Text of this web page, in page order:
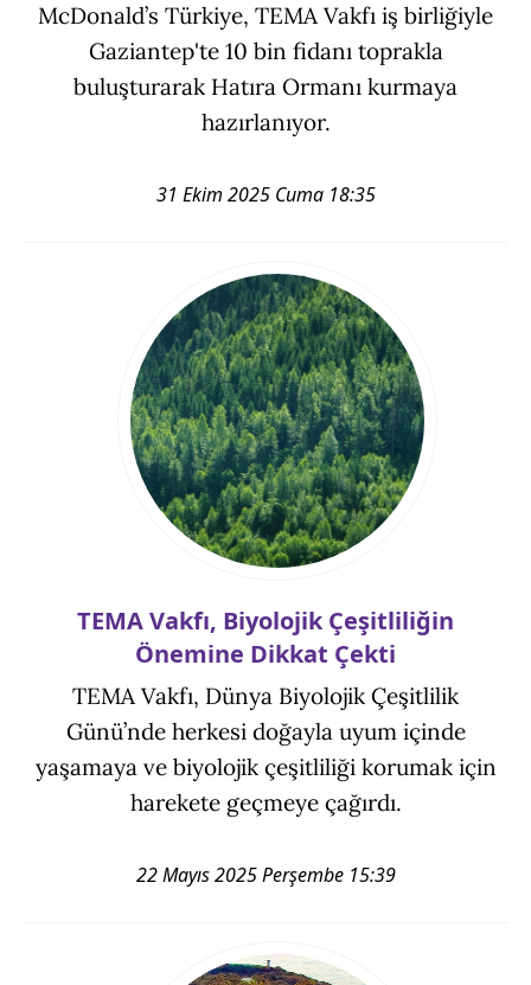
McDonald’s Türkiye, TEMA Vakfı iş birliğiyle
Gaziantep'te 10 bin fidanı toprakla
buluşturarak Hatıra Ormanı kurmaya
hazırlanıyor.
31 Ekim 2025 Cuma 18:35
TEMA Vakfı, Biyolojik Çeşitliliğin
Önemine Dikkat Çekti
TEMA Vakfı, Dünya Biyolojik Çeşitlilik
Günü’nde herkesi doğayla uyum içinde
yaşamaya ve biyolojik çeşitliliği korumak için
harekete geçmeye çağırdı.
22 Mayıs 2025 Perşembe 15:39